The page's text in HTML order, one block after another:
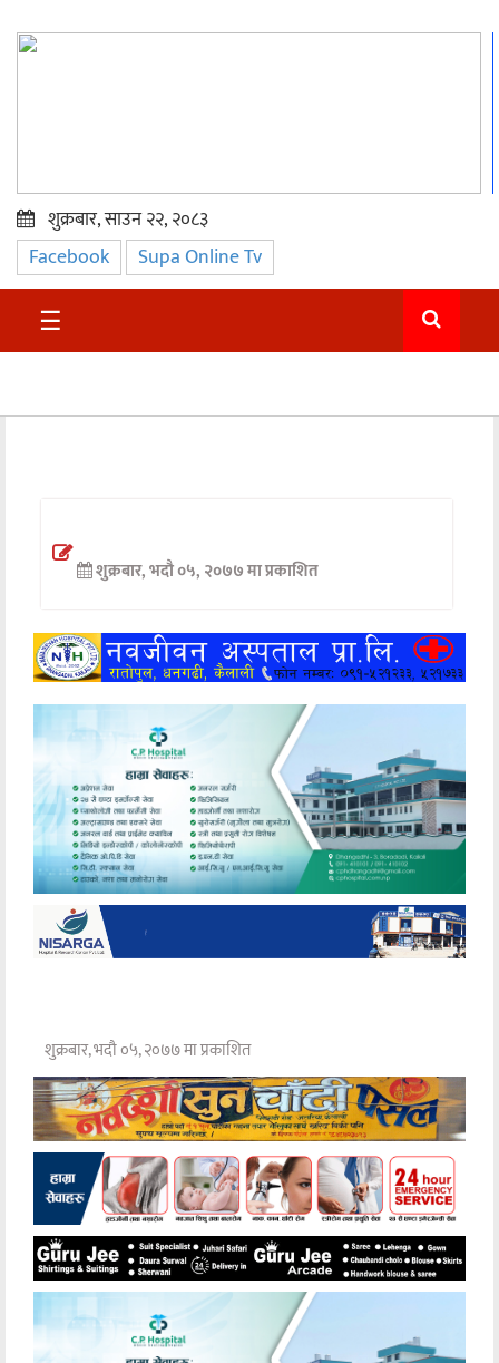
प्रमुख
समाचार
सुदुर
अन्तर्वार्ता
खेलकुद
मनोरञ्जन
अन्य
शुक्रबार, साउन २२, २०८३
Facebook Supa Online Tv
☰
शुक्रबार, भदौ ०५, २०७७ मा प्रकाशित
शुक्रबार, भदौ ०५, २०७७ मा प्रकाशित